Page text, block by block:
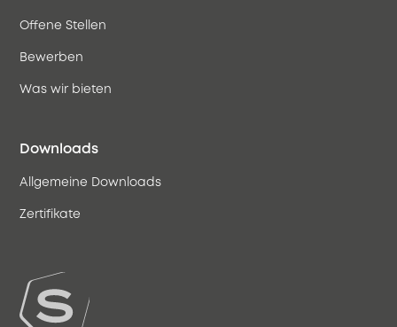
Offene Stellen
Bewerben
Was wir bieten
Downloads
Allgemeine Downloads
Zertifikate